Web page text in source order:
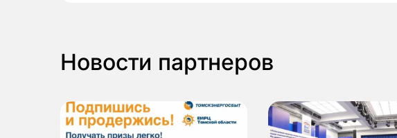
Новости партнеров